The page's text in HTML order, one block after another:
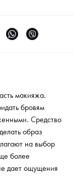
макияжа.
бровям
Средство
образ
на выбор
более
дает ощущения